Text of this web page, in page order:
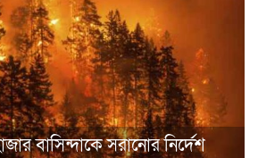
বাসিন্দাকে সরানোর নির্দেশ